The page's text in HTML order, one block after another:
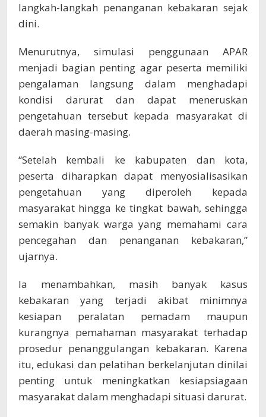
langkah-langkah penanganan kebakaran sejak
dini.
Menurutnya, simulasi penggunaan APAR
menjadi bagian penting agar peserta memiliki
pengalaman langsung dalam menghadapi
kondisi darurat dan dapat meneruskan
pengetahuan tersebut kepada masyarakat di
daerah masing-masing.
“Setelah kembali ke kabupaten dan kota,
peserta diharapkan dapat menyosialisasikan
pengetahuan yang diperoleh kepada
masyarakat hingga ke tingkat bawah, sehingga
semakin banyak warga yang memahami cara
pencegahan dan penanganan kebakaran,”
ujarnya.
Ia menambahkan, masih banyak kasus
kebakaran yang terjadi akibat minimnya
kesiapan peralatan pemadam maupun
kurangnya pemahaman masyarakat terhadap
prosedur penanggulangan kebakaran. Karena
itu, edukasi dan pelatihan berkelanjutan dinilai
penting untuk meningkatkan kesiapsiagaan
masyarakat dalam menghadapi situasi darurat.